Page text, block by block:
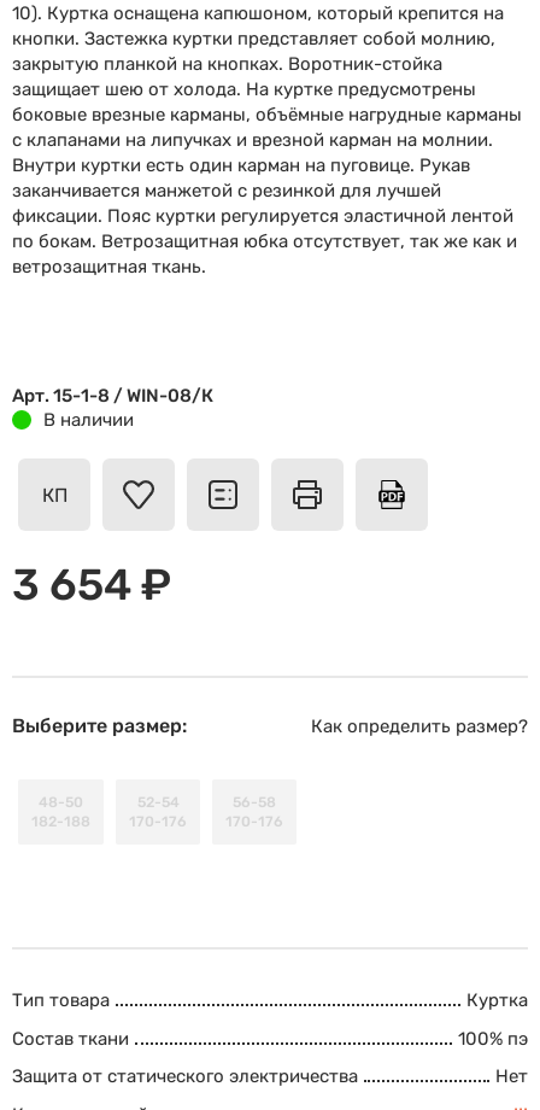
10). Куртка оснащена капюшоном, который крепится на
кнопки. Застежка куртки представляет собой молнию,
закрытую планкой на кнопках. Воротник-стойка
защищает шею от холода. На куртке предусмотрены
боковые врезные карманы, объёмные нагрудные карманы
с клапанами на липучках и врезной карман на молнии.
Внутри куртки есть один карман на пуговице. Рукав
заканчивается манжетой с резинкой для лучшей
фиксации. Пояс куртки регулируется эластичной лентой
по бокам. Ветрозащитная юбка отсутствует, так же как и
ветрозащитная ткань.
Арт. 15-1-8 / WIN-08/К
В наличии
КП
3 654 ₽
Выберите размер: Как определить размер?
48-50
182-188
52-54
170-176
56-58
170-176
Тип товара
Куртка
Состав ткани
100% пэ
Защита от статического электричества
Нет